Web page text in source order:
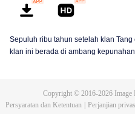
Sepuluh ribu tahun setelah klan
klan ini berada di ambang
Copyright © 2016-2026Image
Persyaratan dan Ketentuan
Perjanjian